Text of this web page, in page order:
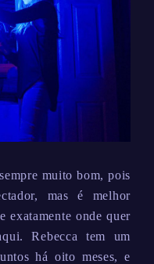
muito bom, pois
mas é melhor
exatamente onde quer
Rebecca tem um
há oito meses, e